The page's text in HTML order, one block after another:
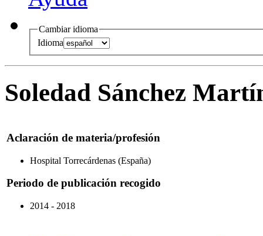
Cambiar idioma
Idioma
Soledad Sánchez
Aclaración de materia/profesión
Hospital Torrecárdenas (España)
Periodo de publicación recogido
2014 - 2018